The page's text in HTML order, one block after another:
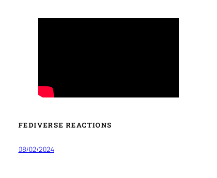
FEDIVERSE REACTIONS
08/02/2024